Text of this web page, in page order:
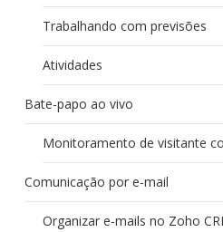
Trabalhando com previsões
Atividades
Bate-papo ao vivo
Monitoramento de visitante
Comunicação por e-mail
Organizar e-mails no Zoho